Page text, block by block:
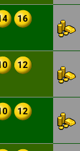
16
12
12